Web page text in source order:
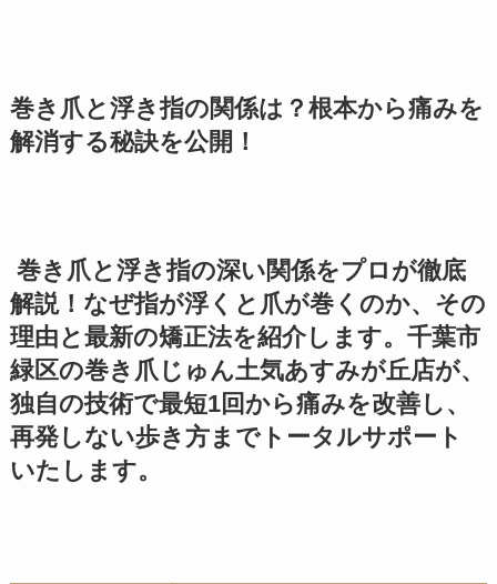
巻き爪と浮き指の関係は？根本から痛みを
解消する秘訣を公開！
巻き爪と浮き指の深い関係をプロが徹底
解説！なぜ指が浮くと爪が巻くのか、その
理由と最新の矯正法を紹介します。千葉市
緑区の巻き爪じゅん土気あすみが丘店が、
独自の技術で最短1回から痛みを改善し、
再発しない歩き方までトータルサポート
いたします。